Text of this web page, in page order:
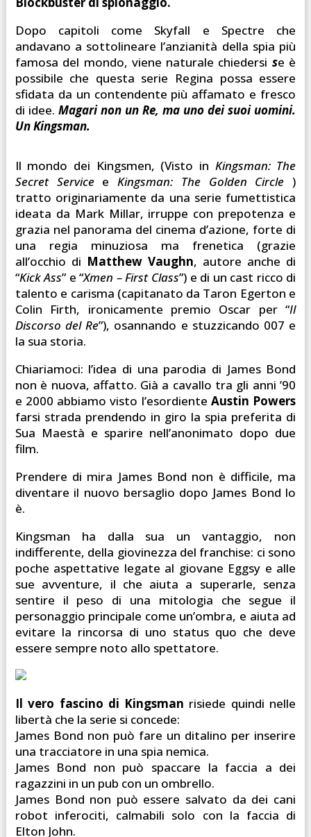
Dopo capitoli come Skyfall e Spectre che
andavano a sottolineare l’anzianità della spia più
famosa del mondo, viene naturale chiedersi se è
possibile che questa serie Regina possa essere
sfidata da un contendente più affamato e fresco
di idee. Magari non un Re, ma uno dei suoi uomini.
Un Kingsman.
Il mondo dei Kingsmen, (Visto in Kingsman: The
Secret ServiceeKingsman: The Golden Circle)
tratto originariamente da una serie fumettistica
ideata da Mark Millar, irruppe con prepotenza e
grazia nel panorama del cinema d’azione, forte di
una regia minuziosa ma frenetica (grazie
all’occhio di Matthew Vaughn, autore anche di
“Kick Ass” e “Xmen – First Class”) e di un cast ricco di
talento e carisma (capitanato da Taron Egerton e
Colin Firth, ironicamente premio Oscar per “Il
Discorso del Re”), osannando e stuzzicando 007 e
la sua storia.
Chiariamoci: l’idea di una parodia di James Bond
non è nuova, affatto. Già a cavallo tra gli anni ’90
e 2000 abbiamo visto l’esordiente Austin Powers
farsi strada prendendo in giro la spia preferita di
Sua Maestà e sparire nell’anonimato dopo due
film.
Prendere di mira James Bond non è difficile, ma
diventare il nuovo bersaglio dopo James Bond lo
è.
Kingsman ha dalla sua un vantaggio, non
indifferente, della giovinezza del franchise: ci sono
poche aspettative legate al giovane Eggsy e alle
sue avventure, il che aiuta a superarle, senza
sentire il peso di una mitologia che segue il
personaggio principale come un’ombra, e aiuta ad
evitare la rincorsa di uno status quo che deve
essere sempre noto allo spettatore.
Il vero fascino di Kingsman risiede quindi nelle
libertà che la serie si concede:
James Bond non può fare un ditalino per inserire
una tracciatore in una spia nemica.
James Bond non può spaccare la faccia a dei
ragazzini in un pub con un ombrello.
James Bond non può essere salvato da dei cani
robot inferociti, calmabili solo con la faccia di
Elton John.